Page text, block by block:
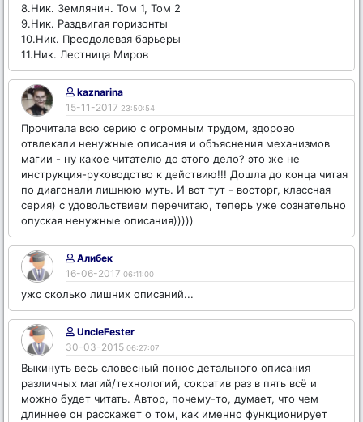
8.Ник. Землянин. Том 1, Том 2
9.Ник. Раздвигая горизонты
10.Ник. Преодолевая барьеры
11.Ник. Лестница Миров
kaznarina
15-11-2017 23:50:54
Прочитала всю серию с огромным трудом, здорово
отвлекали ненужные описания и объяснения механизмов
магии - ну какое читателю до этого дело? это же не
инструкция-руководство к действию!!! Дошла до конца читая
по диагонали лишнюю муть. И вот тут - восторг, классная
серия) с удовольствием перечитаю, теперь уже сознательно
опуская ненужные описания)))))
Алибек
16-06-2017 06:11:00
ужс сколько лишних описаний...
UncleFester
30-03-2015 06:27:07
Выкинуть весь словесный понос детального описания
различных магий/технологий, сократив раз в пять всё и
можно будет читать. Автор, почему-то, думает, что чем
длиннее он расскажет о том, как именно функционирует